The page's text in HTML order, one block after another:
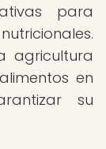
para
agricultura
en
su